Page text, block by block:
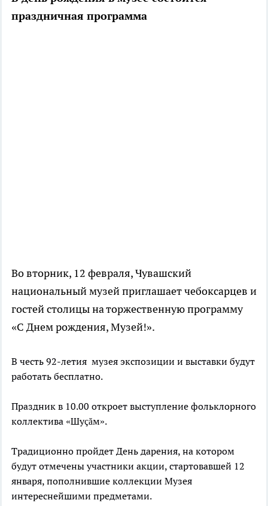
праздничная программа
Во вторник, 12 февраля, Чувашский
национальный музей приглашает чебоксарцев и
гостей столицы на торжественную программу
«С Днем рождения, Музей!».
В честь 92-летия музея экспозиции и выставки будут
работать бесплатно.
Праздник в 10.00 откроет выступление фольклорного
коллектива «Шуçăм».
Традиционно пройдет День дарения, на котором
будут отмечены участники акции, стартовавшей 12
января, пополнившие коллекции Музея
интереснейшими предметами.